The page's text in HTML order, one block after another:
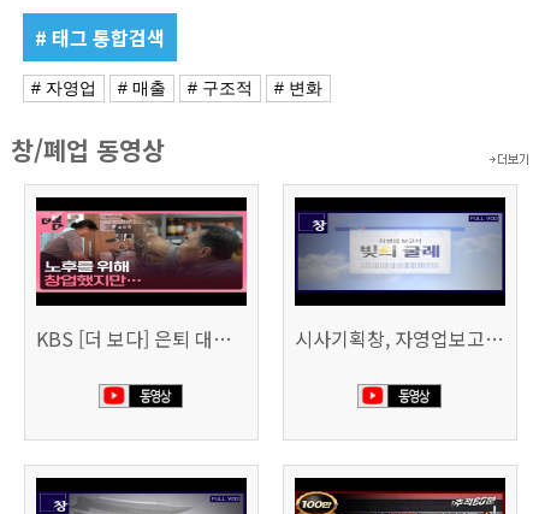
# 태그 통합검색
# 자영업 # 매출 # 구조적 # 변화
창/폐업 동영상
KBS [더 보다] 은퇴 대신 폐업 시사기획창, 자영업보고서 빚의 굴레 507회 (KBS 25.6.10)